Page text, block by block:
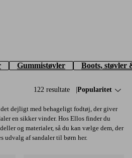
Gummistøvler Boots, støvler
122 resultate Sorter efter:
Popularitet
det dejligt med behageligt fodtøj, der giver
en sikker vinder. Hos Ellos finder du
og materialer, så du kan vælge dem, der
udvalg af sandaler til børn her.